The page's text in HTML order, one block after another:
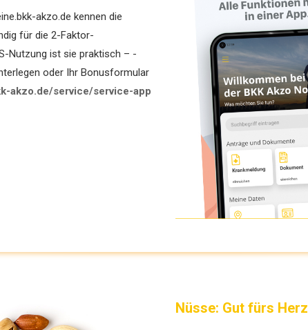
akzo.de kennen die
für die 2-Faktor-
Nutzung ist sie praktisch –
oder Ihr ­Bonusformular
akzo.de/service/service-app
Nüsse: Gut fürs Herz